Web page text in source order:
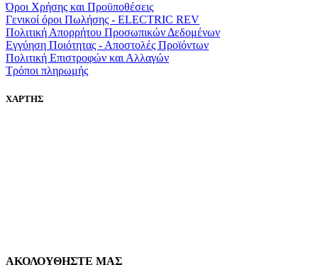
Όροι Χρήσης και Προϋποθέσεις
Γενικοί όροι Πωλήσης - ELECTRIC REV
Πολιτική Απορρήτου Προσωπικών Δεδομένων
Εγγύηση Ποιότητας - Αποστολές Προϊόντων
Πολιτική Επιστροφών και Αλλαγών
Τρόποι πληρωμής
ΧΑΡΤΗΣ
ΑΚΟΛΟΥΘΗΣΤΕ ΜΑΣ